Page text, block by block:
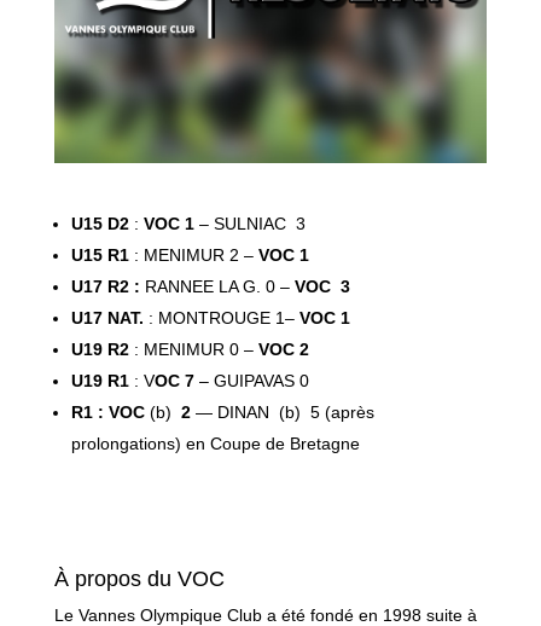
U15 D2: VOC 1– SULNIAC 3
U15 R1: MENIMUR 2 – VOC 1
U17 R2 : RANNEE LA G. 0 –VOC 3
U17 NAT. : MONTROUGE 1– VOC 1
U19 R2: MENIMUR 0 – VOC 2
U19 R1: VOC 7– GUIPAVAS 0
R1 : VOC(b) 2— DINAN (b) 5 (après
prolongations) en Coupe de Bretagne
À propos du VOC
Le Vannes Olympique Club a été fondé en 1998 suite à